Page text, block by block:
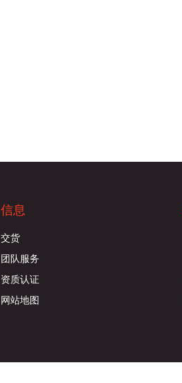
信息
交货
团队服务
资质认证
网站地图